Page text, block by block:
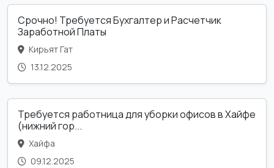
Срочно! Требуется Бухгалтер и Расчетчик
Заработной Платы
Кирьят Гат
13.12.2025
Требуется работница для уборки офисов в Хайфе
(нижний гор...
Хайфа
09.12.2025